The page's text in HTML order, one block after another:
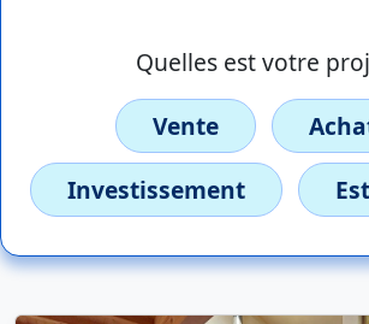
Quelles est votre
Vente
Investissement